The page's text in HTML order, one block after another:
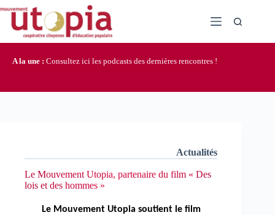
contenu
A la une : Consultez ici les podcasts des dernières rencontres !
Actualités
Le Mouvement Utopia, partenaire du film « Des
lois et des hommes »
Le Mouvement Utopia soutient le film